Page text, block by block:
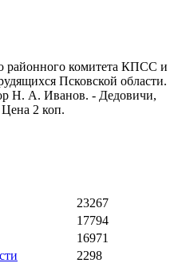
районного комитета КПСС и
Псковской области.
Н. А. Иванов. - Дедовичи,
2 коп.
23267
17794
16971
2298